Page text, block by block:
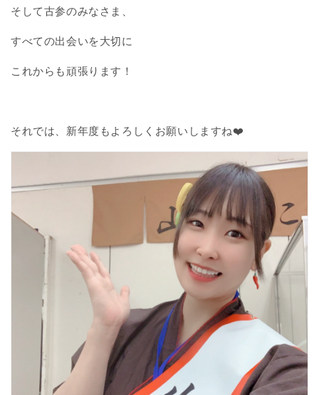
そして古参のみなさま、
すべての出会いを大切に
これからも頑張ります！
それでは、新年度もよろしくお願いしますね❤️